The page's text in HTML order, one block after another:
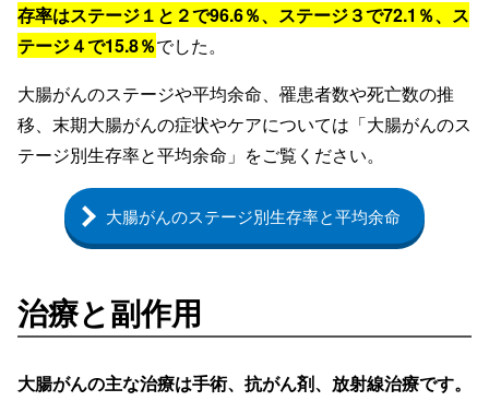
存率はステージ１と２で96.6％、ステージ３で72.1％、ス
テージ４で15.8％でした。
大腸がんのステージや平均余命、罹患者数や死亡数の推
移、末期大腸がんの症状やケアについては「大腸がんのス
テージ別生存率と平均余命」をご覧ください。
大腸がんのステージ別生存率と平均余命
治療と副作用
大腸がんの主な治療は手術、抗がん剤、放射線治療です。